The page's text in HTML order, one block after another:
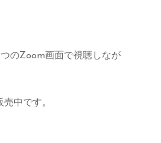
のZoom画面で視聴しなが
中です。